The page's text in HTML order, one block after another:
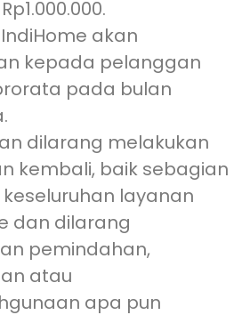
akan
kepada pelanggan
pada bulan
dilarang melakukan
kembali, baik sebagian
layanan
dan dilarang
pemindahan,
atau
apa pun